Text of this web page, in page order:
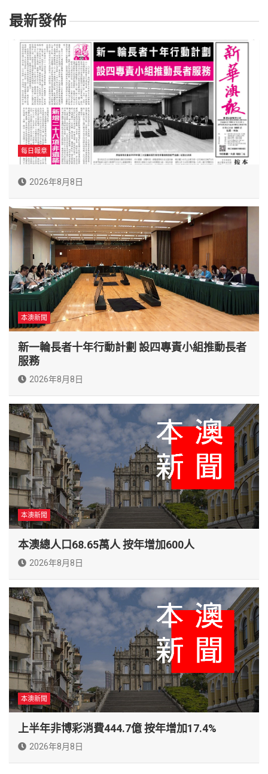
最新發佈
每日報章
2026年8月8日
本澳新聞
新一輪長者十年行動計劃 設四專責小組推動長者
服務
2026年8月8日
本澳新聞
本澳總人口68.65萬人 按年增加600人
2026年8月8日
本澳新聞
上半年非博彩消費444.7億 按年增加17.4%
2026年8月8日